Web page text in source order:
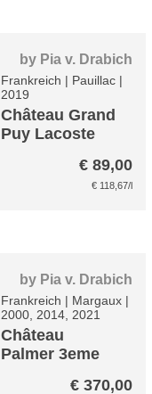
by Pia v. Drabich
Frankreich | Pauillac|
2019
Château Grand
Puy Lacoste
€ 89,00
€ 118,67/l
by Pia v. Drabich
Frankreich | Margaux|
2000, 2014, 2021
Château
Palmer 3eme
€ 370,00